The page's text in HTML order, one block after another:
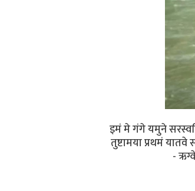
इमं मे गंगे यमुने
तुष्टामया प्रथमं
-